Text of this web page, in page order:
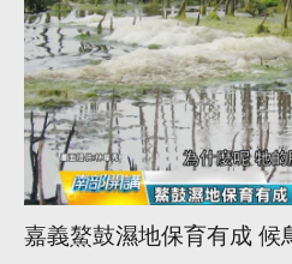
嘉義鰲鼓濕地保育有成 候